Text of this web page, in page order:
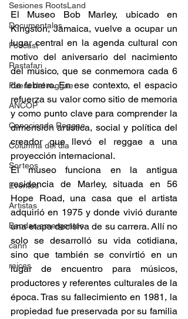
Sesiones RootsLand
Documentales
Podcast
Rastafari
Fuera del reggae
ANCOP
Conociendo Reggae
Columna del día
Sorteos
Eventos
Artistas
Bandas emergentes
cann
raices
El Museo Bob Marley, ubicado en
Kingston, Jamaica, vuelve a ocupar un
lugar central en la agenda cultural con
motivo del aniversario del nacimiento
del músico, que se conmemora cada 6
de febrero. En ese contexto, el espacio
refuerza su valor como sitio de memoria
y como punto clave para comprender la
dimensión artística, social y política del
creador que llevó el reggae a una
proyección internacional.
El museo funciona en la antigua
residencia de Marley, situada en 56
Hope Road, una casa que el artista
adquirió en 1975 y donde vivió durante
una etapa decisiva de su carrera. Allí no
solo se desarrolló su vida cotidiana,
sino que también se convirtió en un
lugar de encuentro para músicos,
productores y referentes culturales de la
época. Tras su fallecimiento en 1981, la
propiedad fue preservada por su familia